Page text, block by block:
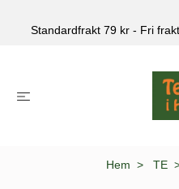
Standardfrakt 79 kr - Fri
Hem TE